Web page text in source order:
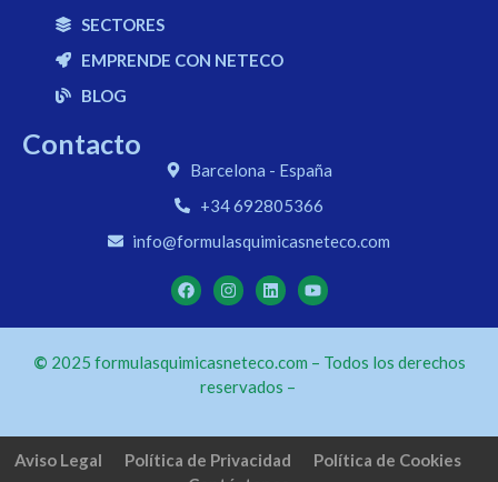
SECTORES
EMPRENDE CON NETECO
BLOG
Contacto
Barcelona - España
+34 692805366
info@formulasquimicasneteco.com
© 2025 formulasquimicasneteco.com – Todos los derechos
reservados –
Aviso Legal Política de Privacidad
Política de Cookies